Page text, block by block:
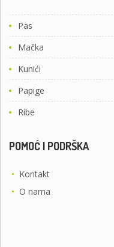
Pas
Mačka
Kunići
Papige
Ribe
POMOĆ I PODRŠKA
• Kontakt
• O nama